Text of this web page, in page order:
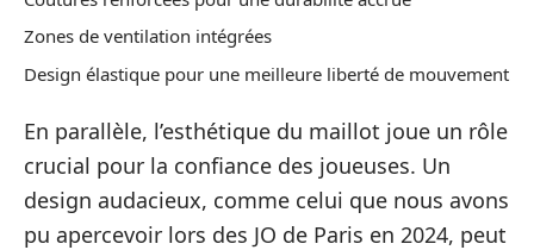
Zones de ventilation intégrées
Design élastique pour une meilleure liberté de mouvement
En parallèle, l’esthétique du maillot joue un rôle
crucial pour la confiance des joueuses. Un
design audacieux, comme celui que nous avons
pu apercevoir lors des JO de Paris en 2024, peut